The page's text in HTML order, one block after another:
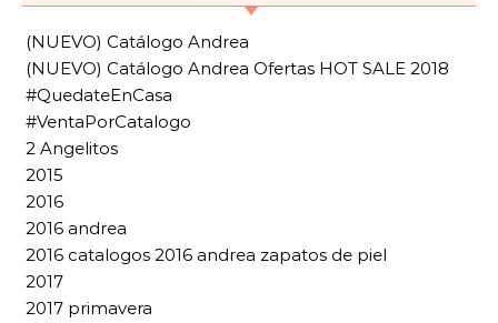
(NUEVO) Catálogo Andrea
(NUEVO) Catálogo Andrea Ofertas HOT SALE 2018
#QuedateEnCasa
#VentaPorCatalogo
2 Angelitos
2015
2016
2016 andrea
2016 catalogos 2016 andrea zapatos de piel
2017
2017 primavera